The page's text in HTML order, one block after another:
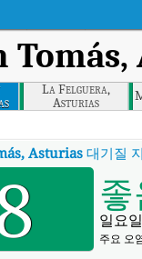
La Felguera,
Asturias
Asturias대기질
일요
주요 오